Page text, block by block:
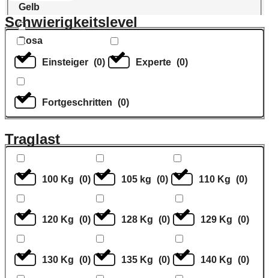
Gelb
Rosa
Schwierigkeitslevel
Einsteiger (0) Experte (0)
Fortgeschritten (0)
Traglast
100 Kg (0) 105 kg (0) 110 Kg (0)
120 Kg (0) 128 Kg (0) 129 Kg (0)
130 Kg (0) 135 Kg (0) 140 Kg (0)